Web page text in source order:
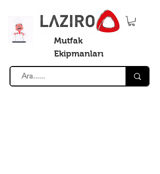
Mutfak
Ekipmanları